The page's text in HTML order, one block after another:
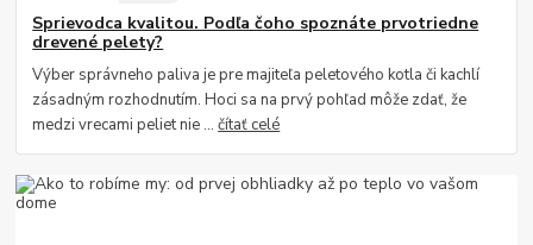
Sprievodca kvalitou. Podľa čoho spoznáte prvotriedne
drevené pelety?
Výber správneho paliva je pre majiteľa peletového kotla či kachlí
zásadným rozhodnutím. Hoci sa na prvý pohľad môže zdať, že
medzi vrecami peliet nie ...čítať celé